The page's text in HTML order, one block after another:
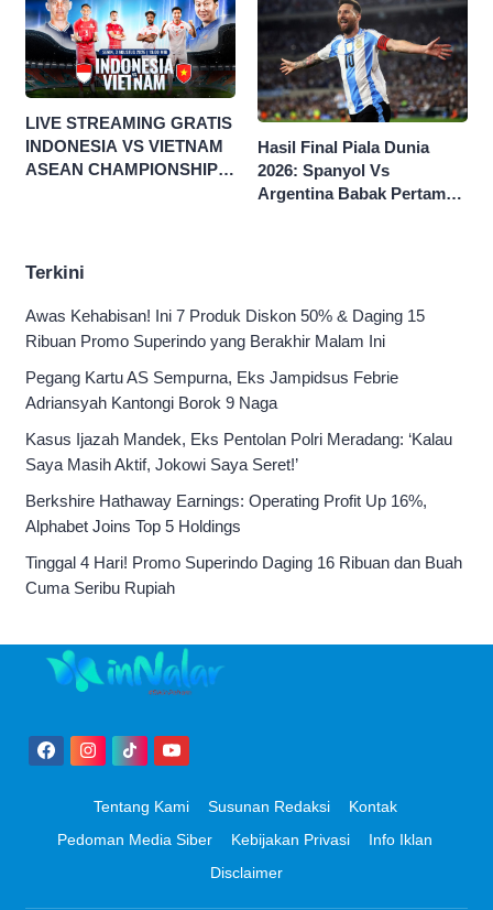
LIVE STREAMING GRATIS
INDONESIA VS VIETNAM
ASEAN CHAMPIONSHIP
Hasil Final Piala Dunia
2026: Spanyol Vs
Argentina Babak Pertama
Terkini
Awas Kehabisan! Ini 7 Produk Diskon 50% & Daging 15
Ribuan Promo Superindo yang Berakhir Malam Ini
Pegang Kartu AS Sempurna, Eks Jampidsus Febrie
Adriansyah Kantongi Borok 9 Naga
Kasus Ijazah Mandek, Eks Pentolan Polri Meradang: ‘Kalau
Saya Masih Aktif, Jokowi Saya Seret!’
Berkshire Hathaway Earnings: Operating Profit Up 16%,
Alphabet Joins Top 5 Holdings
Tinggal 4 Hari! Promo Superindo Daging 16 Ribuan dan Buah
Cuma Seribu Rupiah
Tentang Kami Susunan Redaksi
Kontak
Pedoman Media Siber
Kebijakan Privasi
Info Iklan
Disclaimer